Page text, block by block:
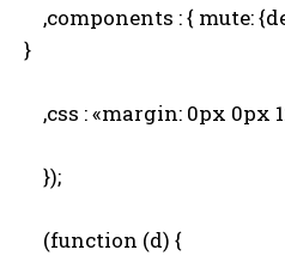
,components : { mute:
}
,css : «margin: 0px 0px
});
(function (d) {